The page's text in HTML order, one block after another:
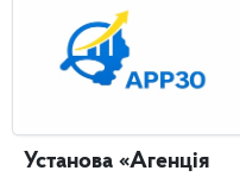
Установа «Агенція